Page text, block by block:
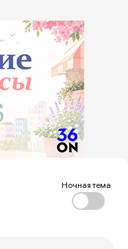
Ночная тема